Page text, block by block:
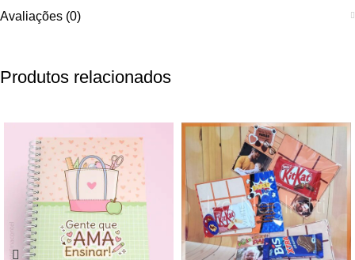
Avaliações (0)
Produtos relacionados